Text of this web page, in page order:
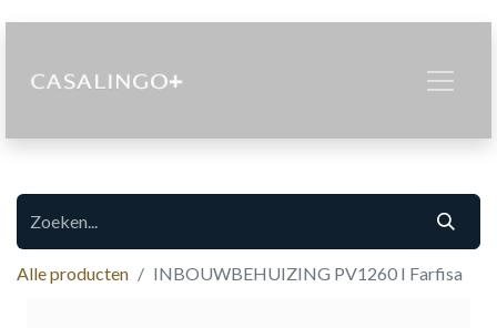
Alle producten INBOUWBEHUIZING PV1260 I Farfisa